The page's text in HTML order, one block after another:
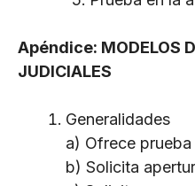
Apéndice: MODELOS
JUDICIALES
Generalidades
a) Ofrece prueba
b) Solicita